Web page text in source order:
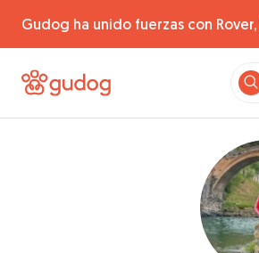
Gudog ha unido fuerzas con Rover,